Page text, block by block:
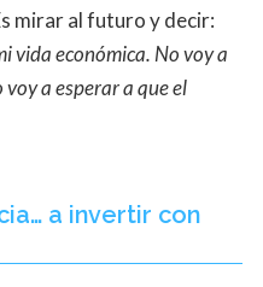
mirar al futuro y decir:
vida económica. No voy a
a esperar a que el
a invertir con